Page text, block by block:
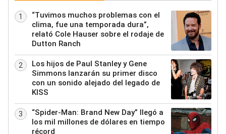
1
“Tuvimos muchos problemas con el
clima, fue una temporada dura”,
relató Cole Hauser sobre el rodaje de
Dutton Ranch
2
Los hijos de Paul Stanley y Gene
Simmons lanzarán su primer disco
con un sonido alejado del legado de
KISS
3
“Spider-Man: Brand New Day” llegó a
los mil millones de dólares en tiempo
récord